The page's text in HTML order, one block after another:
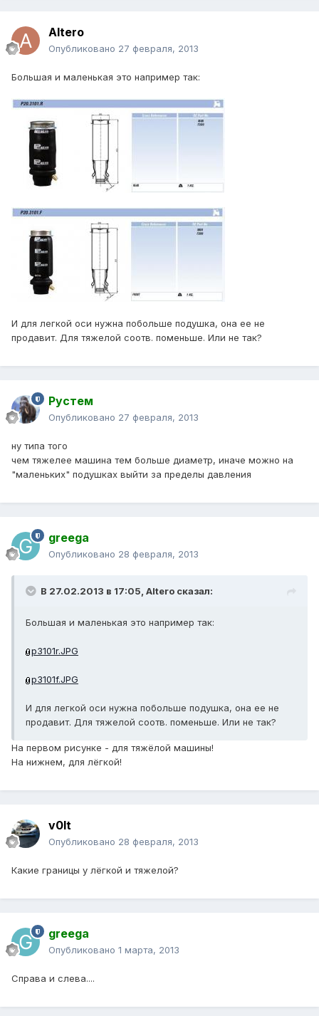
Altero
Опубликовано 27 февраля, 2013
Большая и маленькая это например так:
И для легкой оси нужна побольше подушка, она ее не
продавит. Для тяжелой соотв. поменьше. Или не так?
Рустем
Опубликовано 27 февраля, 2013
ну типа того
чем тяжелее машина тем больше диаметр, иначе можно на
"маленьких" подушках выйти за пределы давления
greega
Опубликовано 28 февраля, 2013
В 27.02.2013 в 17:05, Altero сказал:
Большая и маленькая это например так:
p3101r.JPG
p3101f.JPG
И для легкой оси нужна побольше подушка, она ее не
продавит. Для тяжелой соотв. поменьше. Или не так?
На первом рисунке - для тяжёлой машины!
На нижнем, для лёгкой!
v0lt
Опубликовано 28 февраля, 2013
Какие границы у лёгкой и тяжелой?
greega
Опубликовано 1 марта, 2013
Справа и слева....